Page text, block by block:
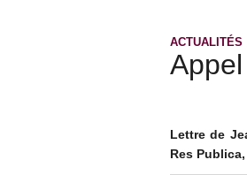
ACTUALITÉS
Lettre de
Res